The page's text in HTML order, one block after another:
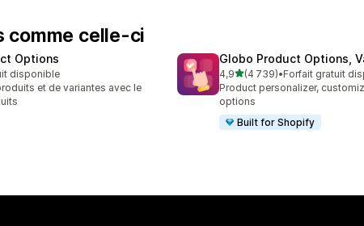
comme celle-ci
Options
disponible
et de variantes avec le
Globo Product Options,
4,9étoile(s) sur 5
(4 739)
4739 avis au total
•Forfait gratuit
Product personalizer,
options
Built for Shopify